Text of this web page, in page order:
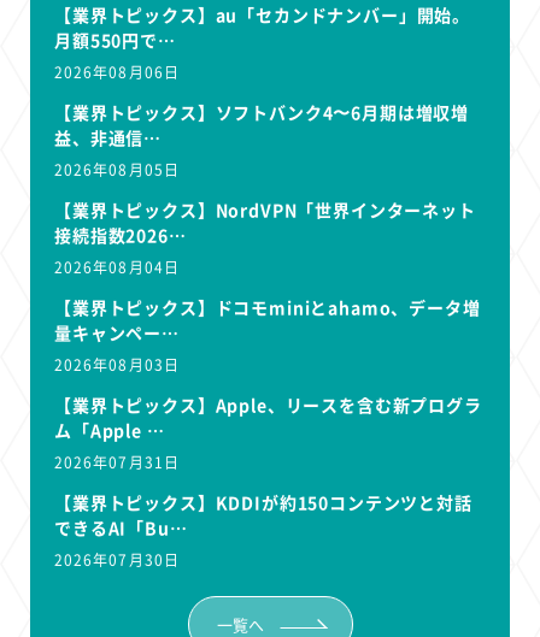
【業界トピックス】au「セカンドナンバー」開始。
月額550円で…
2026年08月06日
【業界トピックス】ソフトバンク4〜6月期は増収増
益、非通信…
2026年08月05日
【業界トピックス】NordVPN「世界インターネット
接続指数2026…
2026年08月04日
【業界トピックス】ドコモminiとahamo、データ増
量キャンペー…
2026年08月03日
【業界トピックス】Apple、リースを含む新プログラ
ム「Apple …
2026年07月31日
【業界トピックス】KDDIが約150コンテンツと対話
できるAI「Bu…
2026年07月30日
一覧へ